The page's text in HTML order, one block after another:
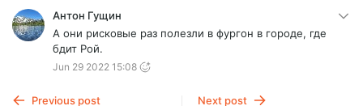
Антон Гущин
А они рисковые раз полезли в фургон в городе, где
бдит Рой.
Jun 29 2022 15:08
Previous post Next post